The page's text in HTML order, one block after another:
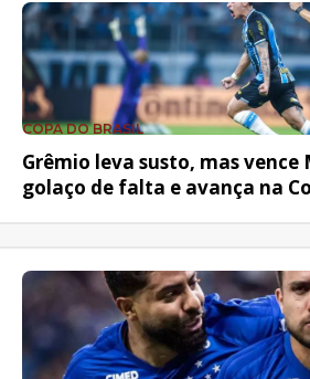
COPA DO BRASIL
Grêmio leva susto, mas vence
golaço de falta e avança na